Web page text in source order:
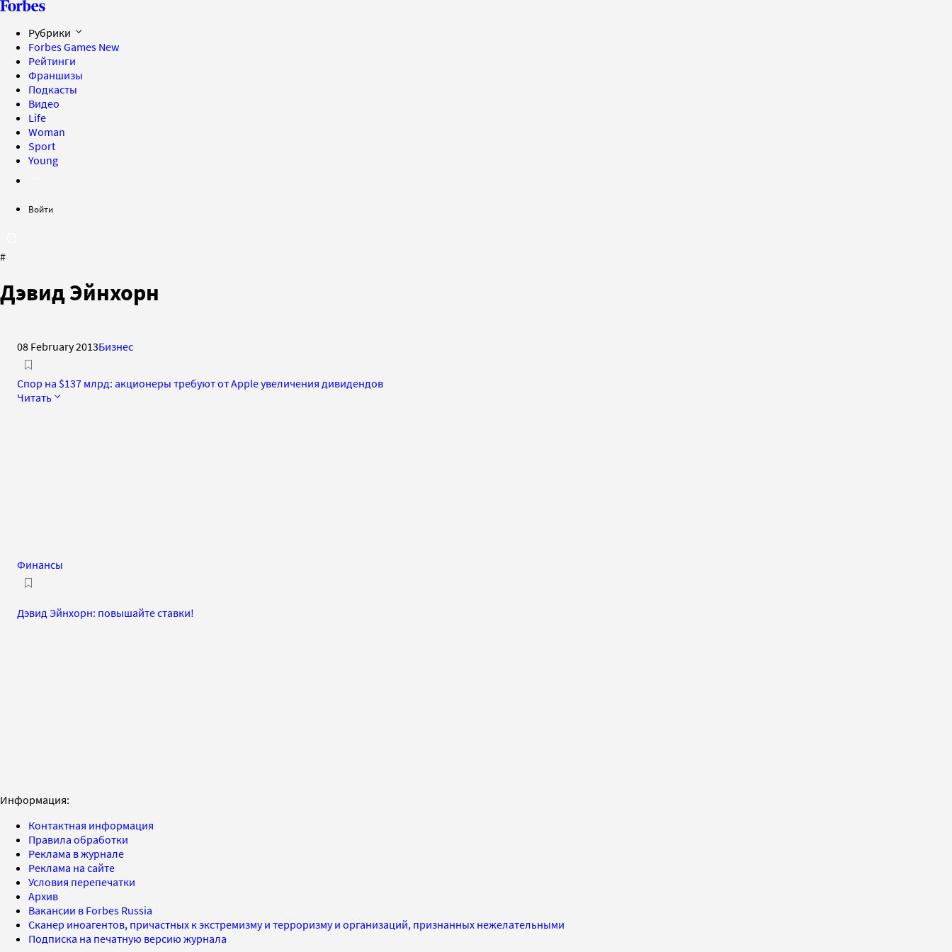
Рубрики
Forbes Games New
Рейтинги
Франшизы
Подкасты
Видео
Life
Woman
Sport
Young
Войти
#
Дэвид Эйнхорн
08 February 2013Бизнес
Спор на $137 млрд: акционеры требуют от Apple увеличения дивидендов
Читать
Финансы
Дэвид Эйнхорн: повышайте ставки!
Информация:
Контактная информация
Правила обработки
Реклама в журнале
Реклама на сайте
Условия перепечатки
Архив
Вакансии в Forbes Russia
Сканер иноагентов, причастных к экстремизму и терроризму и организаций, признанных нежелательными
Подписка на печатную версию журнала